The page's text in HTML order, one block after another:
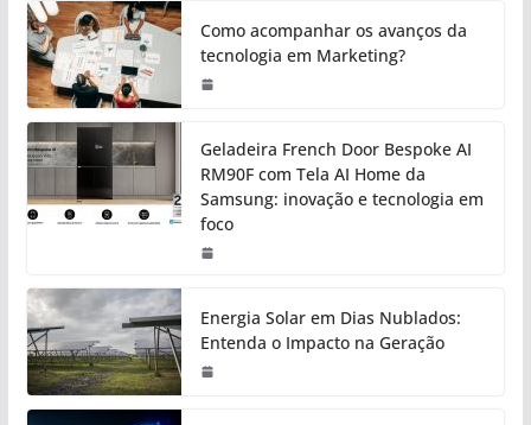
Como acompanhar os avanços da
tecnologia em Marketing?
Geladeira French Door Bespoke AI
RM90F com Tela AI Home da
Samsung: inovação e tecnologia em
foco
Energia Solar em Dias Nublados:
Entenda o Impacto na Geração